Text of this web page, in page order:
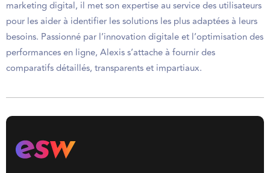
marketing digital, il met son expertise au service des utilisateurs
pour les aider à identifier les solutions les plus adaptées à leurs
besoins. Passionné par l’innovation digitale et l’optimisation des
performances en ligne, Alexis s’attache à fournir des
comparatifs détaillés, transparents et impartiaux.